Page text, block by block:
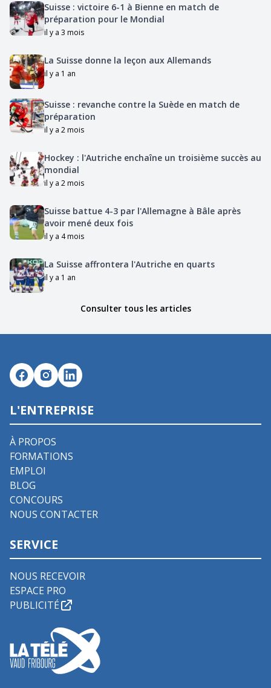
Suisse : victoire 6-1 à Bienne en match de
préparation pour le Mondial
il y a 3 mois
La Suisse donne la leçon aux Allemands
il y a 1 an
Suisse : revanche contre la Suède en match de
préparation
il y a 2 mois
Hockey : l'Autriche enchaîne un troisième succès au
mondial
il y a 2 mois
Suisse battue 4-3 par l'Allemagne à Bâle après
avoir mené deux fois
il y a 4 mois
La Suisse affrontera l'Autriche en quarts
il y a 1 an
Consulter tous les articles
L'ENTREPRISE
À PROPOS
FORMATIONS
EMPLOI
BLOG
CONCOURS
NOUS CONTACTER
SERVICE
NOUS RECEVOIR
ESPACE PRO
PUBLICITÉ